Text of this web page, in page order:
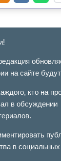
на сайте
кто на
в обсуждении
в социальных